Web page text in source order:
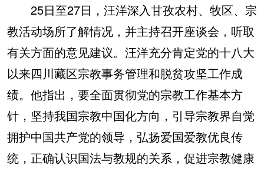
25日至27日，汪洋深入甘孜农村、牧区、宗
教活动场所了解情况，并主持召开座谈会，听取
有关方面的意见建议。汪洋充分肯定党的十八大
以来四川藏区宗教事务管理和脱贫攻坚工作成
绩。他指出，要全面贯彻党的宗教工作基本方
针，坚持我国宗教中国化方向，引导宗教界自觉
拥护中国共产党的领导，弘扬爱国爱教优良传
统，正确认识国法与教规的关系，促进宗教健康